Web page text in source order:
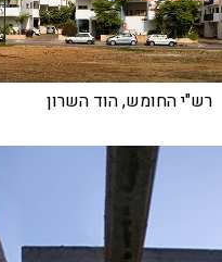
רש"י החומש, הוד השרון